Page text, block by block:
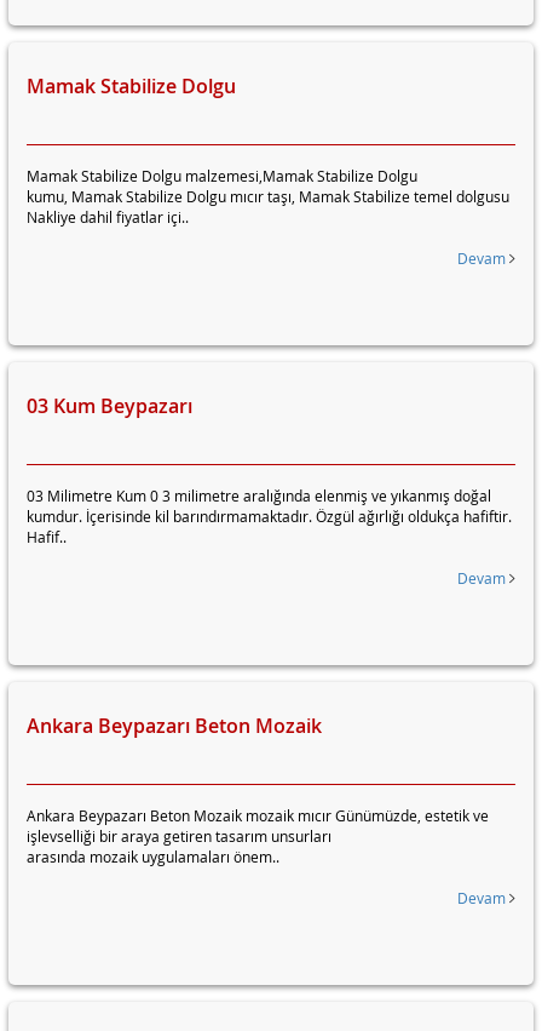
Mamak Stabilize Dolgu
Mamak Stabilize Dolgu malzemesi,Mamak Stabilize Dolgu
kumu, Mamak Stabilize Dolgu mıcır taşı, Mamak Stabilize temel dolgusu
Nakliye dahil fiyatlar içi..
Devam
03 Kum Beypazarı
03 Milimetre Kum 0 3 milimetre aralığında elenmiş ve yıkanmış doğal
kumdur. İçerisinde kil barındırmamaktadır. Özgül ağırlığı oldukça hafiftir.
Hafif..
Devam
Ankara Beypazarı Beton Mozaik
Ankara Beypazarı Beton Mozaik mozaik mıcır Günümüzde, estetik ve
işlevselliği bir araya getiren tasarım unsurları
arasında mozaik uygulamaları önem..
Devam